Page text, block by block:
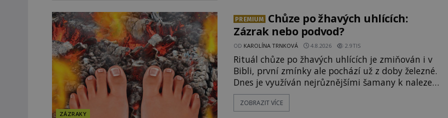
Tímto momentem se slavnému
ZÁZRAKY
PREMIUM
Chůze po žhavých uhlících:
Zázrak nebo podvod?
OD KAROLÍNA TRNKOVÁ 4.8.2026 2.9TIS
Rituál chůze po žhavých uhlících je zmiňován i v
Bibli, první zmínky ale pochází už z doby železné.
Dnes je využíván nejrůznějšími šamany k nalezení
spirituální síly či vnitřního klidu. Jak funguje a
proč si při něm člověk nepopálí nohy, což bylo
ZOBRAZIT VÍCE